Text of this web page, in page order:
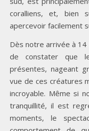
coralliens, et, bien
apercevoir facilement
Dès notre arrivée à
de constater que
présentes, nageant
vue de ces créatures
incroyable. Même si
tranquillité, il est
moments, le